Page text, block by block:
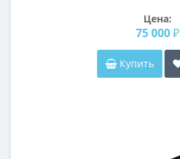
Цена:
75 000 ₽
Купить